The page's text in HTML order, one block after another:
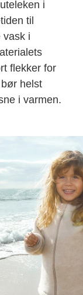
i
til
vask i
flekker for
helst
i varmen.